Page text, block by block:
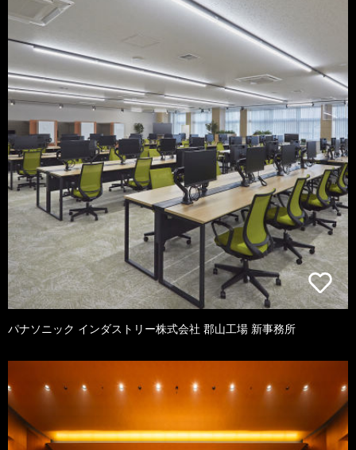
パナソニック インダストリー株式会社 郡山工場 新事務所